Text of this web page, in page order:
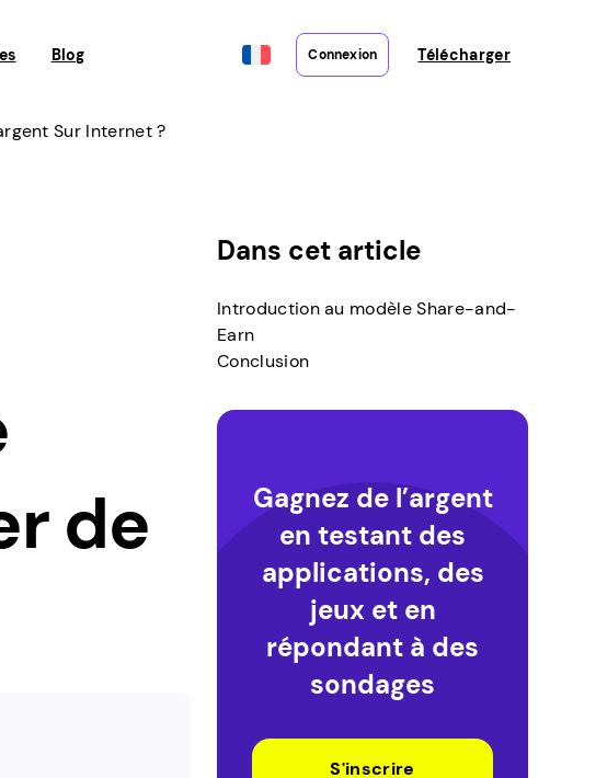
Blog Connexion Télécharger
Sur Internet ?
de
Dans cet article
Introduction au modèle Share-and-
Earn
Conclusion
Gagnez de l’argent
en testant des
applications, des
jeux et en
répondant à des
sondages
S'inscrire